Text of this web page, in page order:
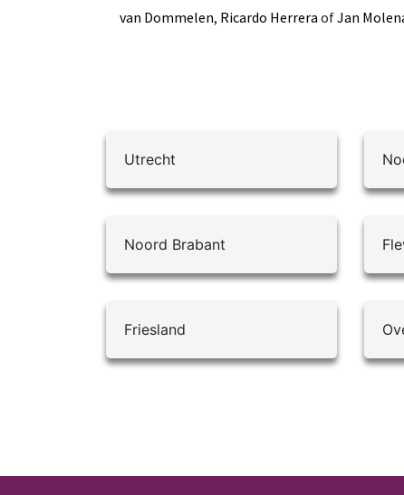
van Dommelen, Ricardo Herrera ofJan
Utrecht
Noord Brabant
Friesland